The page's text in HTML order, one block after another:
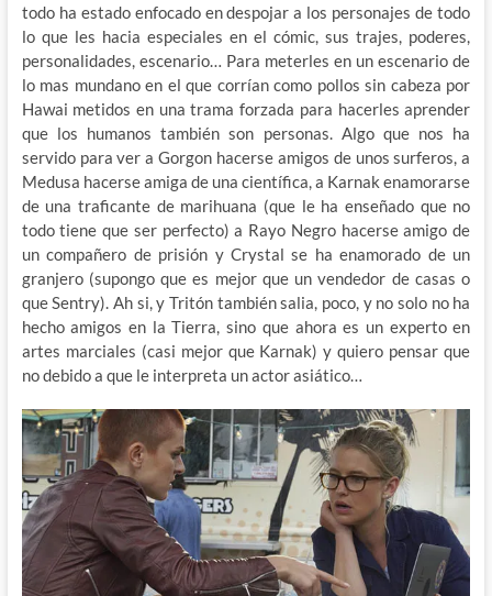
todo ha estado enfocado en despojar a los personajes de todo
lo que les hacia especiales en el cómic, sus trajes, poderes,
personalidades, escenario… Para meterles en un escenario de
lo mas mundano en el que corrían como pollos sin cabeza por
Hawai metidos en una trama forzada para hacerles aprender
que los humanos también son personas. Algo que nos ha
servido para ver a Gorgon hacerse amigos de unos surferos, a
Medusa hacerse amiga de una científica, a Karnak enamorarse
de una traficante de marihuana (que le ha enseñado que no
todo tiene que ser perfecto) a Rayo Negro hacerse amigo de
un compañero de prisión y Crystal se ha enamorado de un
granjero (supongo que es mejor que un vendedor de casas o
que Sentry). Ah si, y Tritón también salia, poco, y no solo no ha
hecho amigos en la Tierra, sino que ahora es un experto en
artes marciales (casi mejor que Karnak) y quiero pensar que
no debido a que le interpreta un actor asiático…